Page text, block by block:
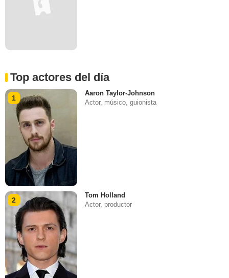
Top actores del día
1
Aaron Taylor-Johnson
Actor, músico, guionista
2
Tom Holland
Actor, productor